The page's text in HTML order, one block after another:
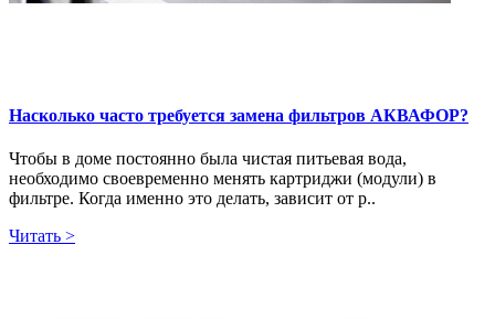
Насколько часто требуется замена фильтров АКВАФОР?
Чтобы в доме постоянно была чистая питьевая вода,
необходимо своевременно менять картриджи (модули) в
фильтре. Когда именно это делать, зависит от р..
Читать >